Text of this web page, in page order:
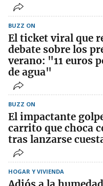
BUZZ ON
El ticket viral que
debate sobre los
verano: "11 euros
de agua"
BUZZ ON
El impactante
carrito que choca
tras lanzarse
HOGAR Y VIVIENDA